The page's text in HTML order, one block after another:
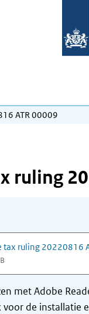
ATR 00009
ruling
tax ruling 20220816
met Adobe
de installatie